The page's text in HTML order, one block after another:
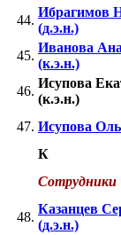
44.
Ибрагимов
(д.э.н.)
45.
Иванова
(к.э.н.)
46.
Исупова
(к.э.н.)
47. Исупова
К
Сотрудники
48.
Казанцев
(д.э.н.)